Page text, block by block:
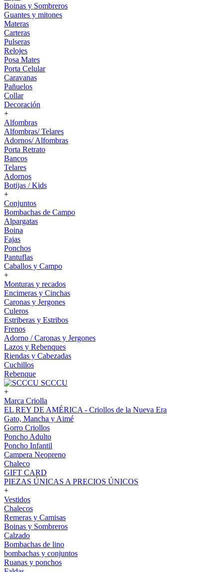
Boinas y Sombreros
Guantes y mitones
Materas
Carteras
Pulseras
Relojes
Posa Mates
Porta Celular
Caravanas
Pañuelos
Collar
Decoración
+
Alfombras
Alfombras/ Telares
Adornos/ Alfombras
Porta Retrato
Bancos
Telares
Adornos
Botijas / Kids
+
Conjuntos
Bombachas de Campo
Alpargatas
Boina
Fajas
Ponchos
Pantuflas
Caballos y Campo
+
Monturas y recados
Encimeras y Cinchas
Caronas y Jergones
Culeros
Estriberas y Estribos
Frenos
Adorno / Caronas y Jergones
Lazos y Rebenques
Riendas y Cabezadas
Cuchillos
Rebenque
SCCCU
+
Marca Criolla
EL REY DE AMÉRICA - Criollos de la Nueva Era
Gato, Mancha y Aimé
Gorro Criollos
Poncho Adulto
Poncho Infantil
Campera Neopreno
Chaleco
GIFT CARD
PIEZAS ÚNICAS A PRECIOS ÚNICOS
+
Vestidos
Chalecos
Remeras y Camisas
Boinas y Sombreros
Calzado
Bombachas de lino
bombachas y conjuntos
Ruanas y ponchos